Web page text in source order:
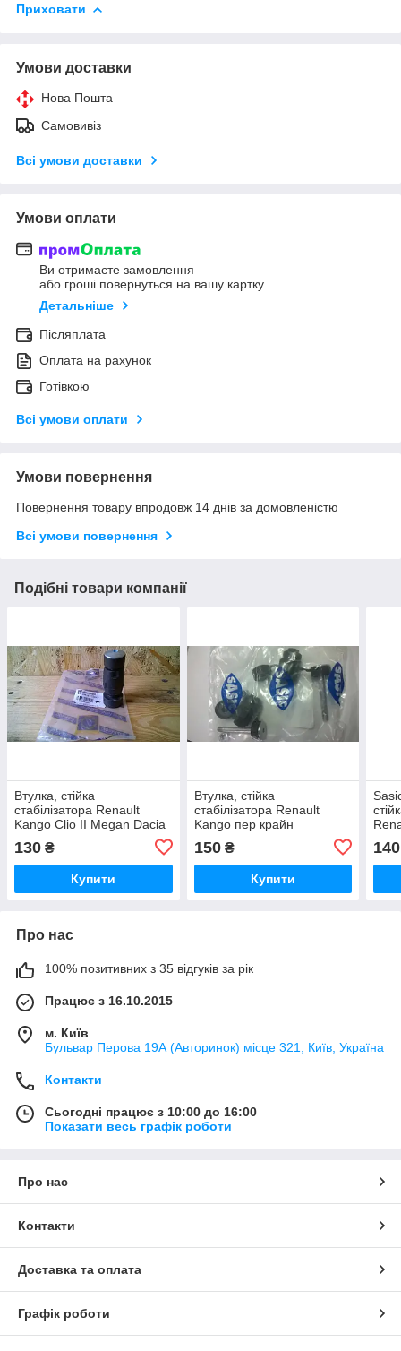
Приховати
Умови доставки
Нова Пошта
Самовивіз
Всі умови доставки
Умови оплати
Ви отримаєте замовлення
або гроші повернуться на вашу картку
Детальніше
Післяплата
Оплата на рахунок
Готівкою
Всі умови оплати
Умови повернення
Повернення товару впродовж 14 днів за домовленістю
Всі умови повернення
Подібні товари компанії
Втулка, стійка
стабілізатора Renault
Kango Clio II Megan Dacia
130 ₴
Купити
Втулка, стійка
стабілізатора Renault
Kango пер крайн
150₴
Купити
140
Про нас
100% позитивних з 35 відгуків за рік
Працює з 16.10.2015
м. Київ
Бульвар Перова 19А (Авторинок) місце 321, Київ, Україна
Контакти
Сьогодні працює з 10:00 до 16:00
Показати весь графік роботи
Про нас
Контакти
Доставка та оплата
Графік роботи